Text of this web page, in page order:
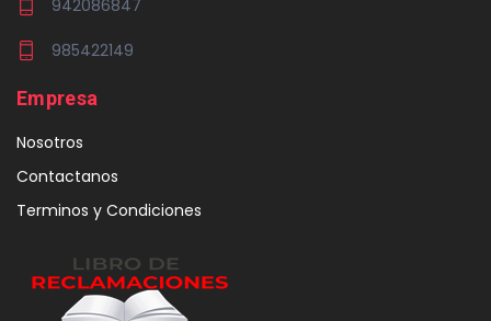
942086847
985422149
Empresa
Nosotros
Contactanos
Terminos y Condiciones